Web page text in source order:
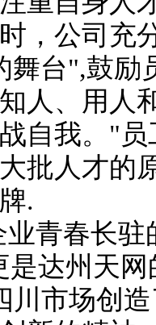
，公司充
舞台",鼓
人、用人
自我。"
大批人才
牌.
青春长驻
是达州天
川市场创